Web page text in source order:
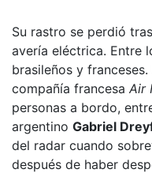
Su rastro se perdió
avería eléctrica. Entre
brasileños y
compañía francesa Air
personas a bordo,
argentino Gabriel
del radar cuando
después de haber